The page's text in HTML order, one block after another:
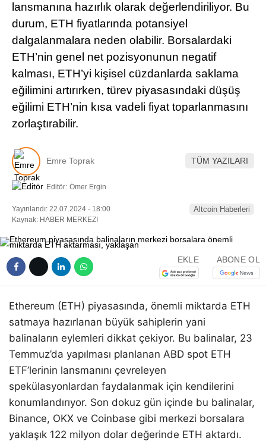
lansmanına hazırlık olarak değerlendiriliyor. Bu
durum, ETH fiyatlarında potansiyel
dalgalanmalara neden olabilir. Borsalardaki
ETH’nin genel net pozisyonunun negatif
kalması, ETH’yi kişisel cüzdanlarda saklama
eğilimini artırırken, türev piyasasındaki düşüş
eğilimi ETH’nin kısa vadeli fiyat toparlanmasını
zorlaştırabilir.
Emre Toprak TÜM YAZILARI
Editör: Ömer Ergin
Yayınlandı: 22.07.2024 - 18:00
Kaynak: HABER MERKEZI
Altcoin Haberleri
EKLE ABONE OL
Ethereum (ETH) piyasasında, önemli miktarda ETH
satmaya hazırlanan büyük sahiplerin yani
balinaların eylemleri dikkat çekiyor. Bu balinalar, 23
Temmuz’da yapılması planlanan ABD spot ETH
ETF’lerinin lansmanını çevreleyen
spekülasyonlardan faydalanmak için kendilerini
konumlandırıyor. Son dokuz gün içinde bu balinalar,
Binance, OKX ve Coinbase gibi merkezi borsalara
yaklaşık 122 milyon dolar değerinde ETH aktardı.